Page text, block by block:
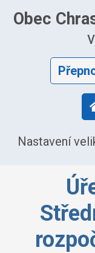
Obec
Nastavení